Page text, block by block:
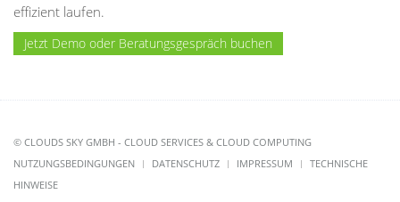
effizient laufen.
Jetzt Demo oder Beratungsgespräch buchen
© CLOUDS SKY GMBH - CLOUD SERVICES & CLOUD COMPUTING
NUTZUNGSBEDINGUNGEN
DATENSCHUTZ IMPRESSUM
TECHNISCHE
HINWEISE